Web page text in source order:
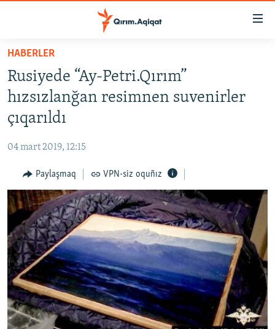
Esas
qaytmaq
Baş
navigatsiyağa
qaytmaq
Qıdıruvğa
SİYASET
İQTİSADİYAT
MEDENİYET
İNSAN AQLARI
VİDEO
SÜRET
BLOGLAR
FİKİR
Русский
Українською
HABERLER
Rusiyede “Ay-Petri.Qırım”
hızsızlanğan resimnen suvenirler
çıqarıldı
04 mart 2019, 12:15
Paylaşmaq VPN-siz oquñız